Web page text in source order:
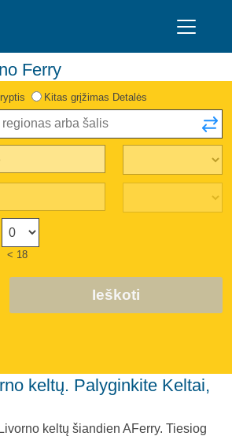
Ferry
Kitas grįžimas Detalės
< 18
Ieškoti
keltų šiandien AFerry. Tiesiog